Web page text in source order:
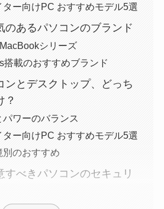
ター向けPC おすすめモデル5選
のあるパソコンのブランド
シリーズ
搭載のおすすめブランド
ンとデスクトップ、どっち
？
パワーのバランス
ター向けPC おすすめモデル5選
別のおすすめ
すべきパソコンのセキュリ